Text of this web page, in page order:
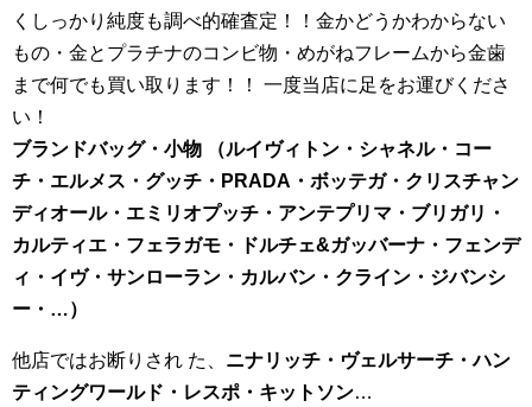
くしっかり純度も調べ的確査定！！金かどうかわからない
もの・金とプラチナのコンビ物・めがねフレームから金歯
まで何でも買い取ります！！ 一度当店に足をお運びくださ
い！
ブランドバッグ・小物 （ルイヴィトン・シャネル・コー
チ・エルメス・グッチ・PRADA・ボッテガ・クリスチャン
ディオール・エミリオプッチ・アンテプリマ・ブリガリ・
カルティエ・フェラガモ・ドルチェ&ガッバーナ・フェンデ
ィ・イヴ・サンローラン・カルバン・クライン・ジバンシ
ー・ …）
他店ではお断りされ た、 ニナリッチ・ヴェルサーチ・ハン
ティングワールド・レスポ・キットソン…